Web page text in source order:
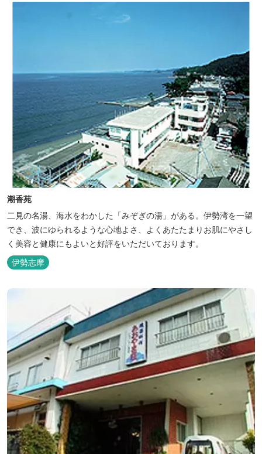
潮香苑
二見の名湯、海水をわかした「みぞぎの湯」がある。伊勢湾を一望
でき、波にゆられるような心地よさ、よくあたたまりお肌にやさし
く美容と健康にもよいと好評をいただいております。
伊勢志摩